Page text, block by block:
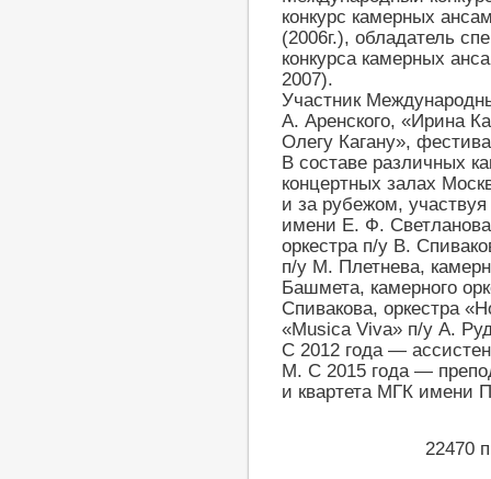
конкурс камерных
(2006г.), обладатель
конкурса камерных
2007).
Участник
А. Аренского, «Ирина
Олегу Кагану»,
В составе различных
концертных залах
и за рубежом,
имени Е. Ф.
оркестра п/у В.
п/у М. Плетнева,
Башмета, камерного
Спивакова, оркестра
«Musica Viva» п/у А.
С 2012 года —
М. С 2015 года —
и квартета МГК имени
22470